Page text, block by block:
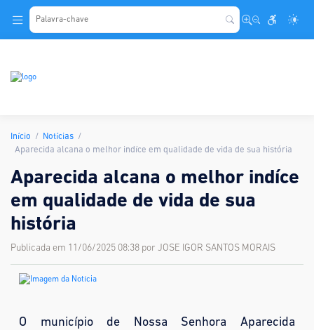
Início
Notícias
Aparecida alcana o melhor indíce em qualidade de vida de sua história
Aparecida alcana o melhor indíce
em qualidade de vida de sua
história
Publicada em 11/06/2025 08:38 por JOSE IGOR SANTOS MORAIS
O município de Nossa Senhora Aparecida